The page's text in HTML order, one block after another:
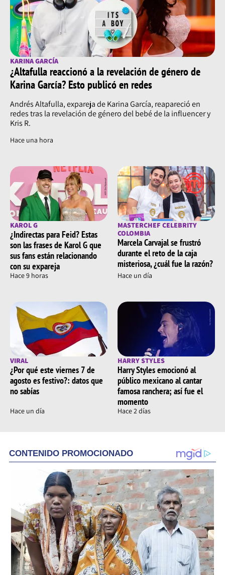
KARINA GARCÍA
¿Altafulla reaccionó a la revelación de género de
Karina García? Esto publicó en redes
Andrés Altafulla, expareja de Karina García, reapareció en
redes tras la revelación de género del bebé de la influencer y
Kris R.
Hace una hora
KAROL G
¿Indirectas para Feid? Estas
son las frases de Karol G que
sus fans están relacionando
con su expareja
Hace 9 horas
MASTERCHEF CELEBRITY
COLOMBIA
Marcela Carvajal se frustró
durante el reto de la caja
misteriosa, ¿cuál fue la razón?
Hace un día
VIRAL
¿Por qué este viernes 7 de
agosto es festivo?: datos que
no sabías
Hace un día
HARRY STYLES
Harry Styles emocionó al
público mexicano al cantar
famosa ranchera; así fue el
momento
Hace 2 días